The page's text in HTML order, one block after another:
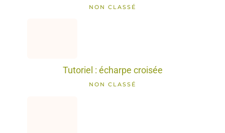
NON CLASSÉ
Tutoriel : écharpe croisée
NON CLASSÉ